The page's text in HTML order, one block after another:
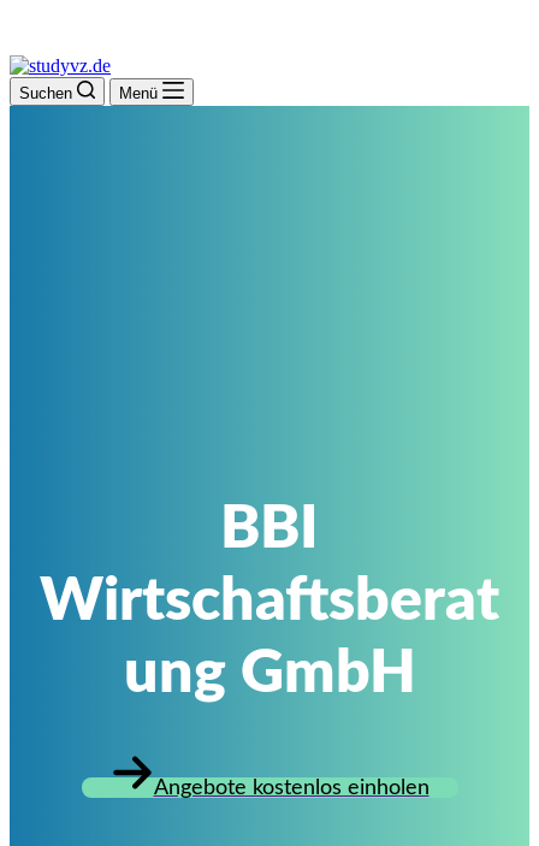
Suchen Menü
BBI
Wirtschaftsberat
ung GmbH
Angebote kostenlos einholen